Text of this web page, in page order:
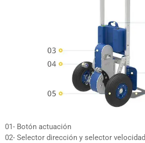
01- Botón actuación
02- Selector dirección y selector velocidad